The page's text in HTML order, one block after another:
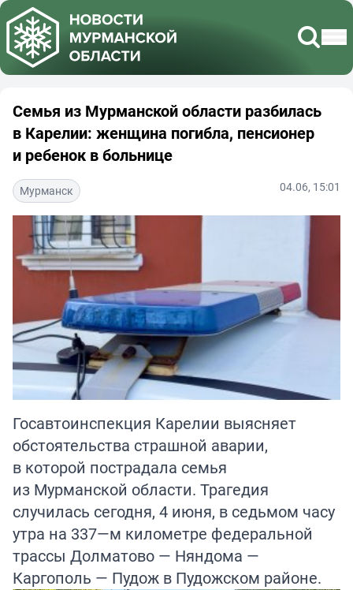
Семья из Мурманской области разбилась
в Карелии: женщина погибла, пенсионер
и ребенок в больнице
Мурманск 04.06, 15:01
Госавтоинспекция Карелии выясняет
обстоятельства страшной аварии,
в которой пострадала семья
из Мурманской области. Трагедия
случилась сегодня, 4 июня, в седьмом часу
утра на 337—м километре федеральной
трассы Долматово — Няндома —
Каргополь — Пудож в Пудожском районе.